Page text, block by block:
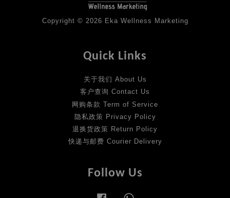
Copyright © 2026 Eka Wellness Marketing
Quick Links
关于我们 About Us
客户查询 Contact Us
网购条款 Term of Service
隐私政策 Privacy Policy
退换货政策 Return Policy
快递与邮费 Courier Delivery
Follow Us
Facebook